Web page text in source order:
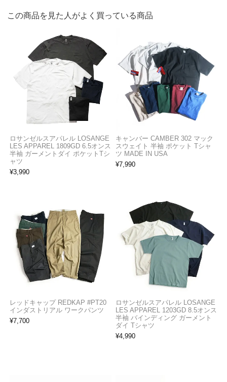
この商品を見た人がよく買っている商品
ロサンゼルスアパレル LOSANGE
LES APPAREL 1809GD 6.5オンス
半袖 ガーメントダイ ポケットTシ
ャツ
¥3,990
キャンバー CAMBER 302 マック
スウェイト 半袖 ポケット Tシャ
ツ MADE IN USA
¥7,990
レッドキャップ REDKAP #PT20
インダストリアル ワークパンツ
¥7,700
ロサンゼルスアパレル LOSANGE
LES APPAREL 1203GD 8.5オンス
半袖 バインディング ガーメント
ダイ Tシャツ
¥4,990